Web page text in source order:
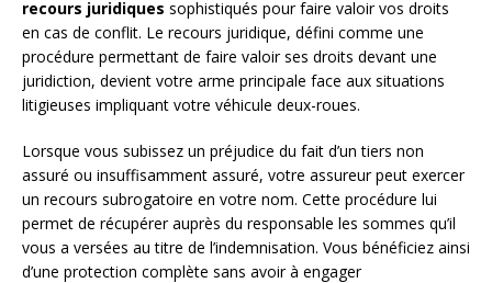
recours juridiques sophistiqués pour faire valoir vos droits
en cas de conflit. Le recours juridique, défini comme une
procédure permettant de faire valoir ses droits devant une
juridiction, devient votre arme principale face aux situations
litigieuses impliquant votre véhicule deux-roues.
Lorsque vous subissez un préjudice du fait d’un tiers non
assuré ou insuffisamment assuré, votre assureur peut exercer
un recours subrogatoire en votre nom. Cette procédure lui
permet de récupérer auprès du responsable les sommes qu’il
vous a versées au titre de l’indemnisation. Vous bénéficiez ainsi
d’une protection complète sans avoir à engager